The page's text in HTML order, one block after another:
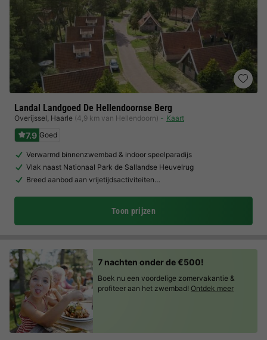
Landal Landgoed De Hellendoornse Berg
Overijssel, Haarle (4,9 km van Hellendoorn) Kaart
7.9 Goed
Verwarmd binnenzwembad & indoor speelparadijs
Vlak naast Nationaal Park de Sallandse Heuvelrug
Breed aanbod aan vrijetijdsactiviteiten…
Toon prijzen
7 nachten onder de €500!
Boek nu een voordelige zomervakantie &
profiteer aan het zwembad! Ontdek meer